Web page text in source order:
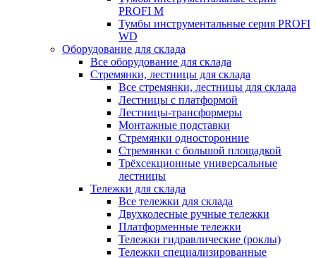
PROFI M
Тумбы инструментальные серия PROFI
WD
Оборудование для склада
Все оборудование для склада
Стремянки, лестницы для склада
Все стремянки, лестницы для склада
Лестницы с платформой
Лестницы-трансформеры
Монтажные подставки
Стремянки односторонние
Стремянки с большой площадкой
Трёхсекционные универсальные
лестницы
Тележки для склада
Все тележки для склада
Двухколесные ручные тележки
Платформенные тележки
Тележки гидравлические (роклы)
Тележки специализированные